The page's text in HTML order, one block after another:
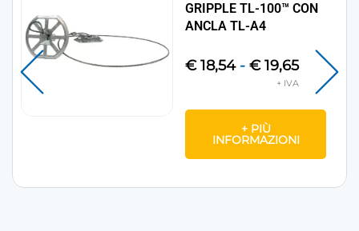
GRIPPLE TL-100™ CON
ANCLA TL-A4
€18,54 - €19,65
+ PIÙ
INFORMAZIONI